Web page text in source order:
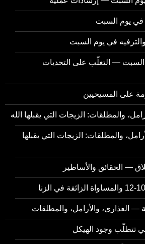
ويوم السبت — التغلّب على التحديات
والأرامل، والمطلقات: الزيجات التي يقبلها